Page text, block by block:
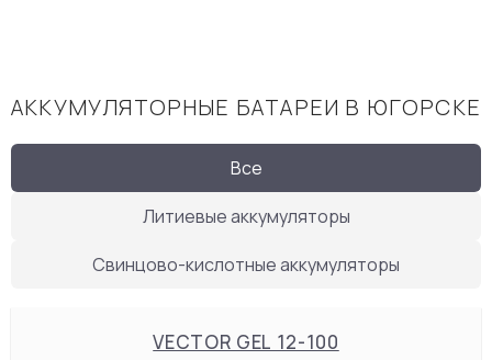
АККУМУЛЯТОРНЫЕ БАТАРЕИ В ЮГОРСКЕ
Все
Литиевые аккумуляторы
Свинцово-кислотные аккумуляторы
VECTOR GEL 12-100